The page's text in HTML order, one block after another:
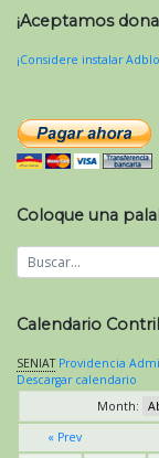
¡Aceptamos
¡Considere instalar
Coloque una
Calendario
SENIAT Providencia
Descargar calendario
Month:
« Prev